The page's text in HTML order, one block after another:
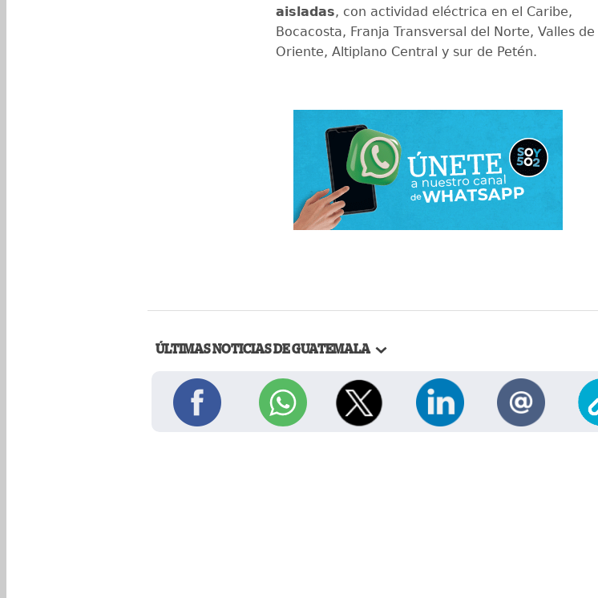
aisladas, con actividad eléctrica en el Caribe,
Bocacosta, Franja Transversal del Norte, Valles de
Oriente, Altiplano Central y sur de Petén.
ÚLTIMAS NOTICIAS DE GUATEMALA